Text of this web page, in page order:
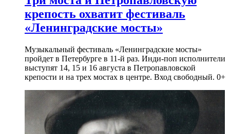
крепость охватит фестиваль
«Ленинградские мосты»
Музыкальный фестиваль «Ленинградские мосты»
пройдет в Петербурге в 11-й раз. Инди-поп исполнители
выступят 14, 15 и 16 августа в Петропавловской
крепости и на трех мостах в центре. Вход свободный. 0+